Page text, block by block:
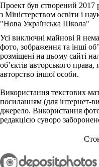
Проект був створений 2017
з Міністерством освіти і
"Нова Українська Школа"
Усі виключні майнові й
фото, зображення та інші
розміщені на цьому сайті
об’єктів авторського права,
авторство іншої особи.
Використання текстових
посиланням (для інтернет-
джерело. Використання
редакцією суворо